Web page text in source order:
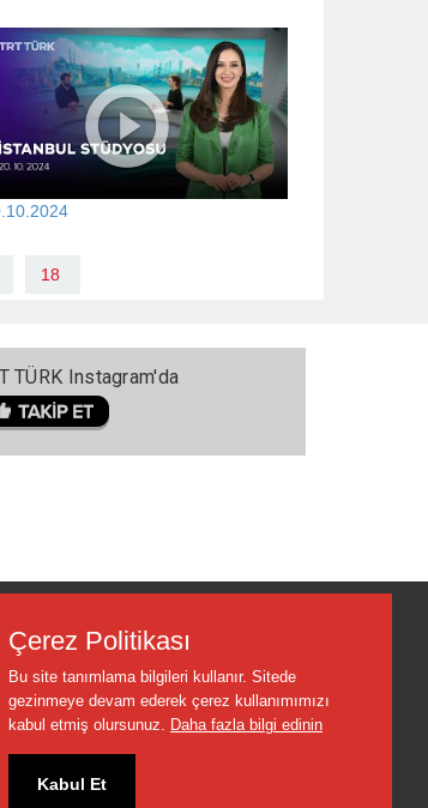
18
TÜRK Instagram'da
değildir.
Çerez Politikası
Bu site tanımlama bilgileri kullanır. Sitede
gezinmeye devam ederek çerez kullanımımızı
kabul etmiş olursunuz. Daha fazla bilgi edinin
Kabul Et